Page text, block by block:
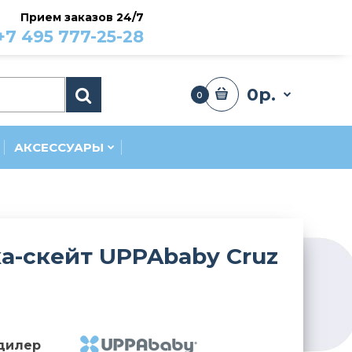
Прием заказов 24/7
495 777-25-28
0 0р.
АКСЕССУАРЫ
скейт UPPAbaby Cruz